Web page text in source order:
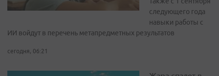
следующего года
навыки работы с
ИИ войдут в перечень метапредметных результатов
сегодня, 06:21